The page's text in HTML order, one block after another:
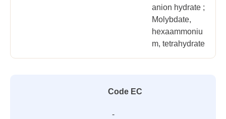
anion hydrate ;
Molybdate,
hexaammoniu
m, tetrahydrate
Code EC
-